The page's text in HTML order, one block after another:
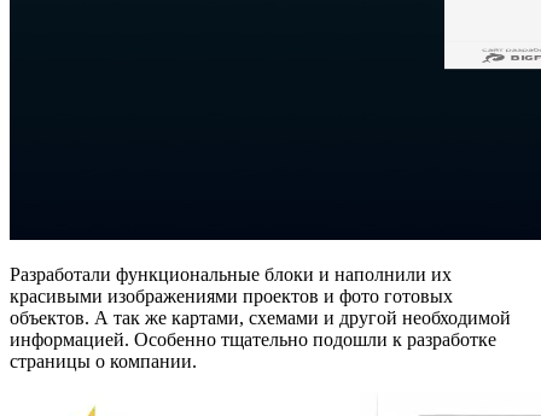
Разработали функциональные блоки и наполнили их
красивыми изображениями проектов и фото готовых
объектов. А так же картами, схемами и другой необходимой
информацией. Особенно тщательно подошли к разработке
страницы о компании.